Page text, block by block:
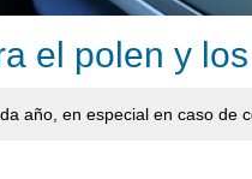
el polen y
año, en especial en caso de